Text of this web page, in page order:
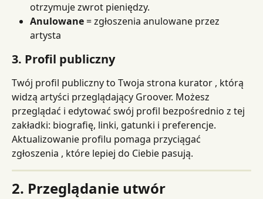
otrzymuje zwrot pieniędzy.
Anulowane = zgłoszenia anulowane przez
artysta
3. Profil publiczny
Twój profil publiczny to Twoja strona kurator , którą
widzą artyści przeglądający Groover. Możesz
przeglądać i edytować swój profil bezpośrednio z tej
zakładki: biografię, linki, gatunki i preferencje.
Aktualizowanie profilu pomaga przyciągać
zgłoszenia , które lepiej do Ciebie pasują.
2. Przeglądanie utwór